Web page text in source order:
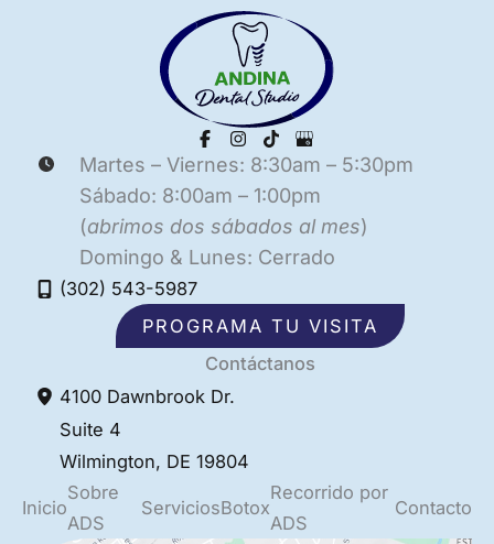
Martes – Viernes: 8:30am – 5:30pm
Sábado: 8:00am – 1:00pm
(abrimos dos sábados al mes)
Domingo & Lunes: Cerrado
(302) 543-5987
PROGRAMA TU VISITA
Contáctanos
4100 Dawnbrook Dr.
Suite 4
Wilmington, DE19804
Inicio
Sobre
ADS
ServiciosBotox
Recorrido por
ADS
Contacto